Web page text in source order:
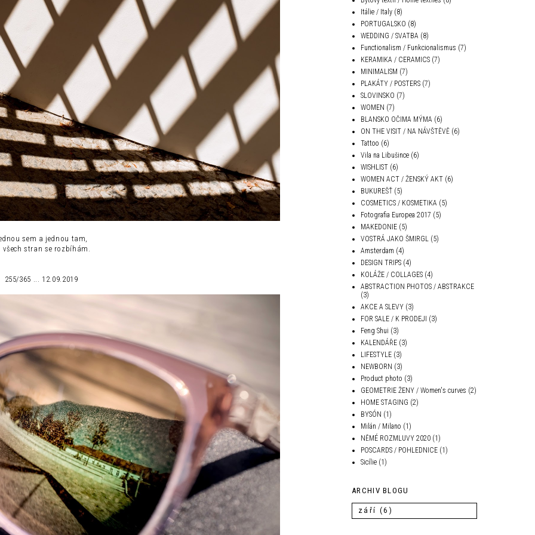
sem a jednou tam,
všech stran se rozbíhám.
255/365 ... 12.09.2019
Itálie / Italy (8)
PORTUGALSKO (8)
WEDDING / SVATBA (8)
Functionalism / Funkcionalismus (7)
KERAMIKA / CERAMICS (7)
MINIMALISM (7)
PLAKÁTY / POSTERS (7)
SLOVINSKO (7)
WOMEN (7)
BLANSKO OČIMA MÝMA (6)
ON THE VISIT / NA NÁVŠTĚVĚ (6)
Tattoo (6)
Vila na Libušince (6)
WISHLIST (6)
WOMEN ACT / ŽENSKÝ AKT (6)
BUKUREŠŤ (5)
COSMETICS / KOSMETIKA (5)
Fotografia Europea 2017 (5)
MAKEDONIE (5)
VOSTRÁ JAKO ŠMIRGL (5)
Amsterdam (4)
DESIGN TRIPS (4)
KOLÁŽE / COLLAGES (4)
ABSTRACTION PHOTOS / ABSTRAKCE
(3)
AKCE A SLEVY (3)
FOR SALE / K PRODEJI (3)
Feng Shui (3)
KALENDÁŘE (3)
LIFESTYLE (3)
NEWBORN (3)
Product photo (3)
GEOMETRIE ŽENY / Women's curves (2)
HOME STAGING (2)
BYSÓN (1)
Milán / Milano (1)
NĚMÉ ROZMLUVY 2020 (1)
POSCARDS / POHLEDNICE (1)
Sicílie (1)
ARCHIV BLOGU